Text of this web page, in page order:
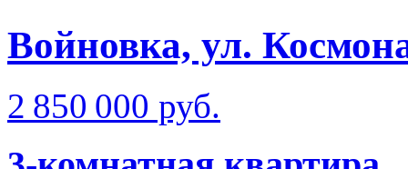
Войновка, ул.
2 850 000 руб.